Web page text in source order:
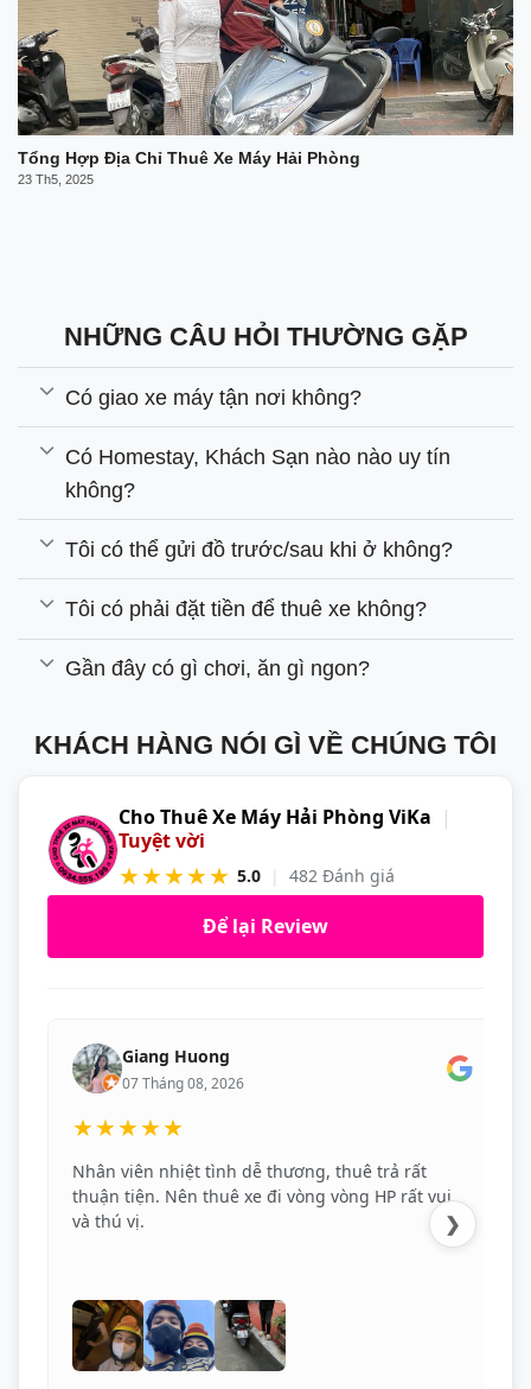
Tổng Hợp Địa Chỉ Thuê Xe Máy Hải Phòng
23 Th5, 2025
NHỮNG CÂU HỎI THƯỜNG GẶP
Có giao xe máy tận nơi không?
Có Homestay, Khách Sạn nào nào uy tín
không?
Tôi có thể gửi đồ trước/sau khi ở không?
Tôi có phải đặt tiền để thuê xe không?
Gần đây có gì chơi, ăn gì ngon?
KHÁCH HÀNG NÓI GÌ VỀ CHÚNG TÔI
Cho Thuê Xe Máy Hải Phòng ViKa |
Tuyệt vời
★★★★★ 5.0 | 482 Đánh giá
Để lại Review
Giang Huong
07 Tháng 08, 2026
★★★★★
Nhân viên nhiệt tình dễ thương, thuê trả rất
thuận tiện. Nên thuê xe đi vòng vòng HP rất vui
và thú vị.
❯